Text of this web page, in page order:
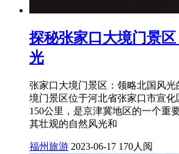
探秘张家口大境门景
光
张家口大境门景区：领略北国风
境门景区位于河北省张家口市宣
150公里，是京津冀地区的一个重
其壮观的自然风光和
福州旅游 2023-06-17 170人阅